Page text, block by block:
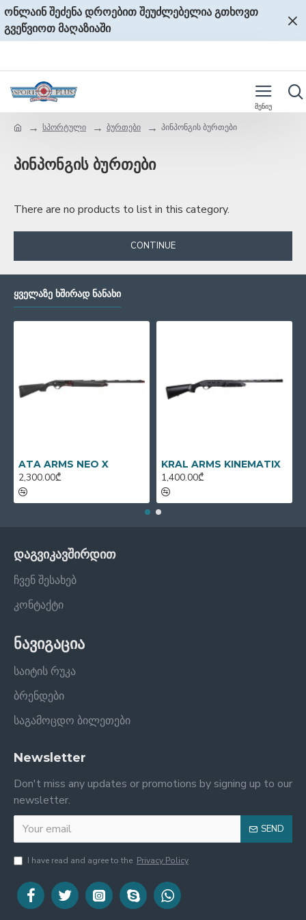
ონლაინ შეძენა დროებით შეუძლებელია გთხოვთ
გვეწვიოთ მაღაზიაში
სპორტული ბურთები პინპონგის ბურთები
პინპონგის ბურთები
There are no products to list in this category.
CONTINUE
ᲧᲕᲔᲚᲐᲖᲔ ᲮᲨᲘᲠᲐᲓ ᲜᲐᲜᲐᲮᲘ
ATA ARMS NEO X
2,300.00₾
KRAL ARMS KINEMATIX
1,400.00₾
დაგვიკავშირდით
ჩვენ შესახებ
კონტაქტი
ნავიგაცია
საიტის რუკა
ბრენდები
საგამოცდო ბილეთები
Newsletter
Don't miss any updates or promotions by signing up to our
newsletter.
SEND
I have read and agree to the Privacy Policy